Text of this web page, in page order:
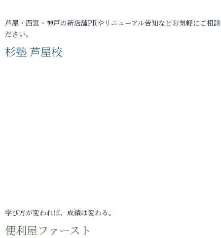
芦屋・西宮・神戸の新店舗PRやリニューアル告知などお気軽にご相
ださい。
杉塾 芦屋校
学び方が変われば、成績は変わる。
便利屋ファースト